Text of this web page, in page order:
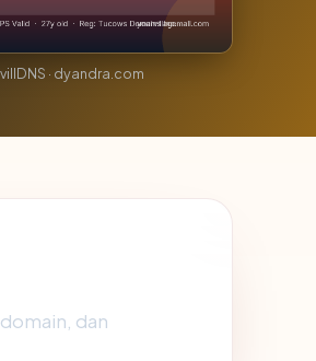
· dyandra.com
dan